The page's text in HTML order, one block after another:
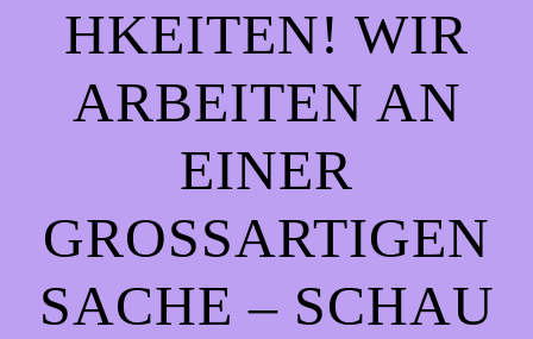
HKEITEN! WIR
ARBEITEN AN
EINER
GROSSARTIGEN S
ACHE – SCHAU B